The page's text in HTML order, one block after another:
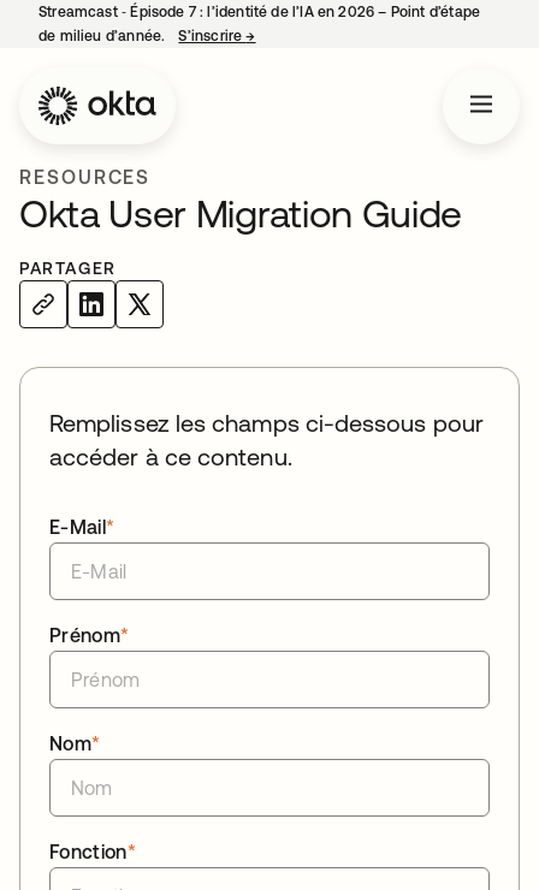
Streamcast ‑ Épisode 7 : l’identité de l’IA en 2026 – Point d’étape
de milieu d’année.
S’inscrire→
RESOURCES
Okta User Migration Guide
PARTAGER
Remplissez les champs ci-dessous pour
accéder à ce contenu.
*
E-Mail
*
Prénom
*
Nom
*
Fonction